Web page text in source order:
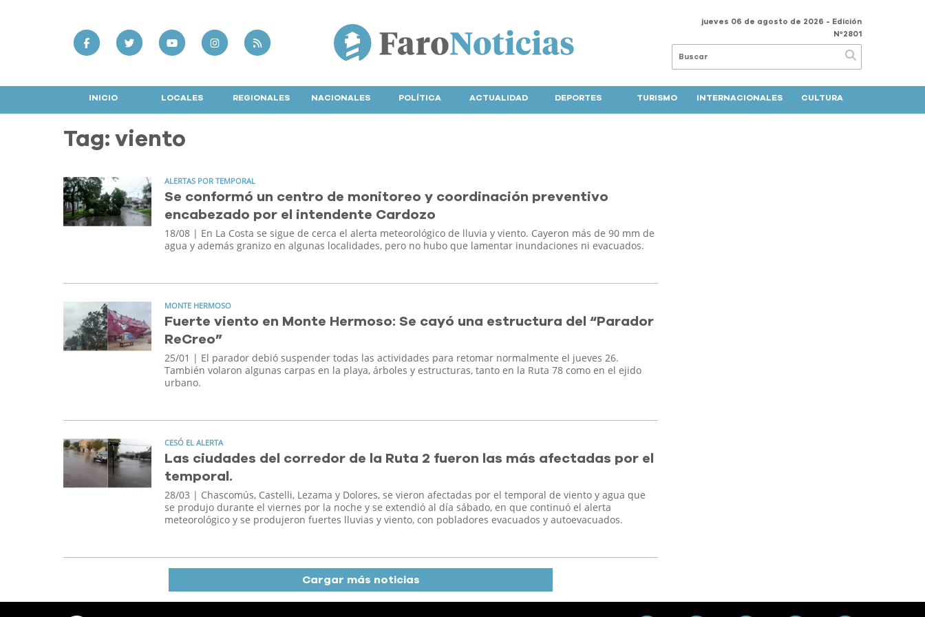
jueves 06 de agosto de 2026 - Edición
Nº2801
INICIO LOCALES REGIONALES NACIONALES POLÍTICA ACTUALIDAD DEPORTES TURISMO INTERNACIONALES CULTURA
Tag: viento
ALERTAS POR TEMPORAL
Se conformó un centro de monitoreo y coordinación preventivo
encabezado por el intendente Cardozo
18/08 | En La Costa se sigue de cerca el alerta meteorológico de lluvia y viento. Cayeron más de 90 mm de
agua y además granizo en algunas localidades, pero no hubo que lamentar inundaciones ni evacuados.
MONTE HERMOSO
Fuerte viento en Monte Hermoso: Se cayó una estructura del “Parador
ReCreo”
25/01 | El parador debió suspender todas las actividades para retomar normalmente el jueves 26.
También volaron algunas carpas en la playa, árboles y estructuras, tanto en la Ruta 78 como en el ejido
urbano.
CESÓ EL ALERTA
Las ciudades del corredor de la Ruta 2 fueron las más afectadas por el
temporal.
28/03 | Chascomús, Castelli, Lezama y Dolores, se vieron afectadas por el temporal de viento y agua que
se produjo durante el viernes por la noche y se extendió al día sábado, en que continuó el alerta
meteorológico y se produjeron fuertes lluvias y viento, con pobladores evacuados y autoevacuados.
Cargar más noticias